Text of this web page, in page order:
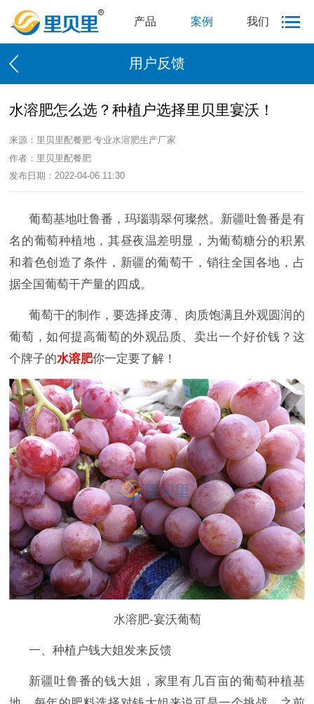
产品 案例 我们
用户反馈
水溶肥怎么选？种植户选择里贝里宴沃！
来源：里贝里配餐肥 专业水溶肥生产厂家
作者：里贝里配餐肥
发布日期：2022-04-06 11:30
葡萄基地吐鲁番，玛瑙翡翠何璨然。新疆吐鲁番是有
名的葡萄种植地，其昼夜温差明显，为葡萄糖分的积累
和着色创造了条件，新疆的葡萄干，销往全国各地，占
据全国葡萄干产量的四成。
葡萄干的制作，要选择皮薄、肉质饱满且外观圆润的
葡萄，如何提高葡萄的外观品质、卖出一个好价钱？这
个牌子的水溶肥你一定要了解！
水溶肥-宴沃葡萄
一、种植户钱大姐发来反馈
新疆吐鲁番的钱大姐，家里有几百亩的葡萄种植基